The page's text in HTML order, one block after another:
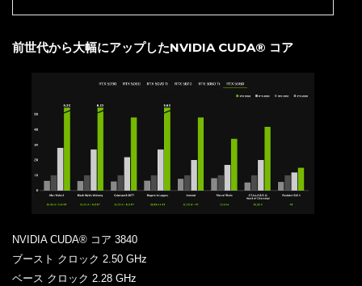
前世代から大幅にアップしたNVIDIA CUDA® コア
NVIDIA CUDA® コア 3840
ブースト クロック 2.50 GHz
ベース クロック 2.28 GHz